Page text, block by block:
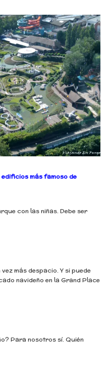
edificios más famoso de
con las niñas. Debe ser
más despacio. Y si puede
navideño en la Grand Place
Para nosotros sí. Quién